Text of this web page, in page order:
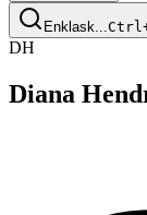
Enklask...
DH
Diana